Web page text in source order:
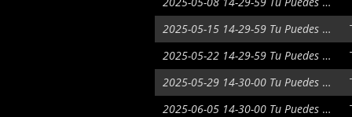
2025-05-15 14-29-59 Tu Puedes Ser
2025-05-22 14-29-59 Tu Puedes Ser
2025-05-29 14-30-00 Tu Puedes Ser
2025-06-05 14-30-00 Tu Puedes Ser